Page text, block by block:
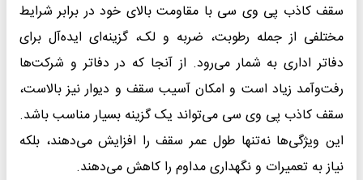
سقف کاذب پی وی سی با مقاومت بالای خود در برابر شرایط
مختلفی از جمله رطوبت، ضربه و لک، گزینه‌ای ایده‌آل برای
دفاتر اداری به شمار می‌رود. از آنجا که در دفاتر و شرکت‌ها
رفت‌وآمد زیاد است و امکان آسیب سقف و دیوار نیز بالاست،
سقف کاذب پی وی سی می‌تواند یک گزینه بسیار مناسب باشد.
این ویژگی‌ها نه‌تنها طول عمر سقف را افزایش می‌دهند، بلکه
نیاز به تعمیرات و نگهداری مداوم را کاهش می‌دهند.